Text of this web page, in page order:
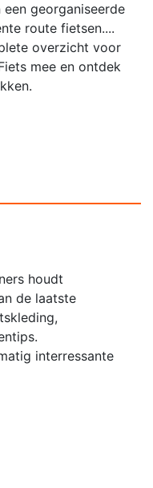
georganiseerde
route fietsen....
overzicht voor
mee en ontdek
houdt
de laatste
interressante